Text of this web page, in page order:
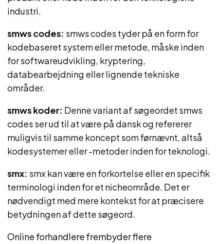
industri.
smws codes: smws codes tyder på en form for
kodebaseret system eller metode, måske inden
for softwareudvikling, kryptering,
databearbejdning eller lignende tekniske
områder.
smws koder: Denne variant af søgeordet smws
codes ser ud til at være på dansk og refererer
muligvis til samme koncept som førnævnt, altså
kodesystemer eller -metoder inden for teknologi.
smx: smx kan være en forkortelse eller en specifik
terminologi inden for et nicheområde. Det er
nødvendigt med mere kontekst for at præcisere
betydningen af dette søgeord.
Online forhandlere frembyder flere